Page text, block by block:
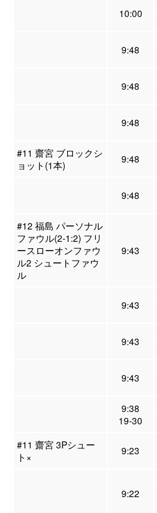
10:00
9:48
9:48
9:48
#11 齋宮 ブロックシ
ョット(1本)
9:48
9:48
#12 福島 パーソナル
ファウル(2-1:2) フリ
ースローオンファウ
ル2 シュートファウ
ル
9:43
9:43
9:43
9:43
9:38
19-30
#11 齋宮 3Pシュー
ト×
9:23
9:22